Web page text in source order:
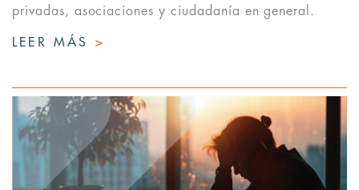
privadas, asociaciones y ciudadanía en general.
LEER MÁS >